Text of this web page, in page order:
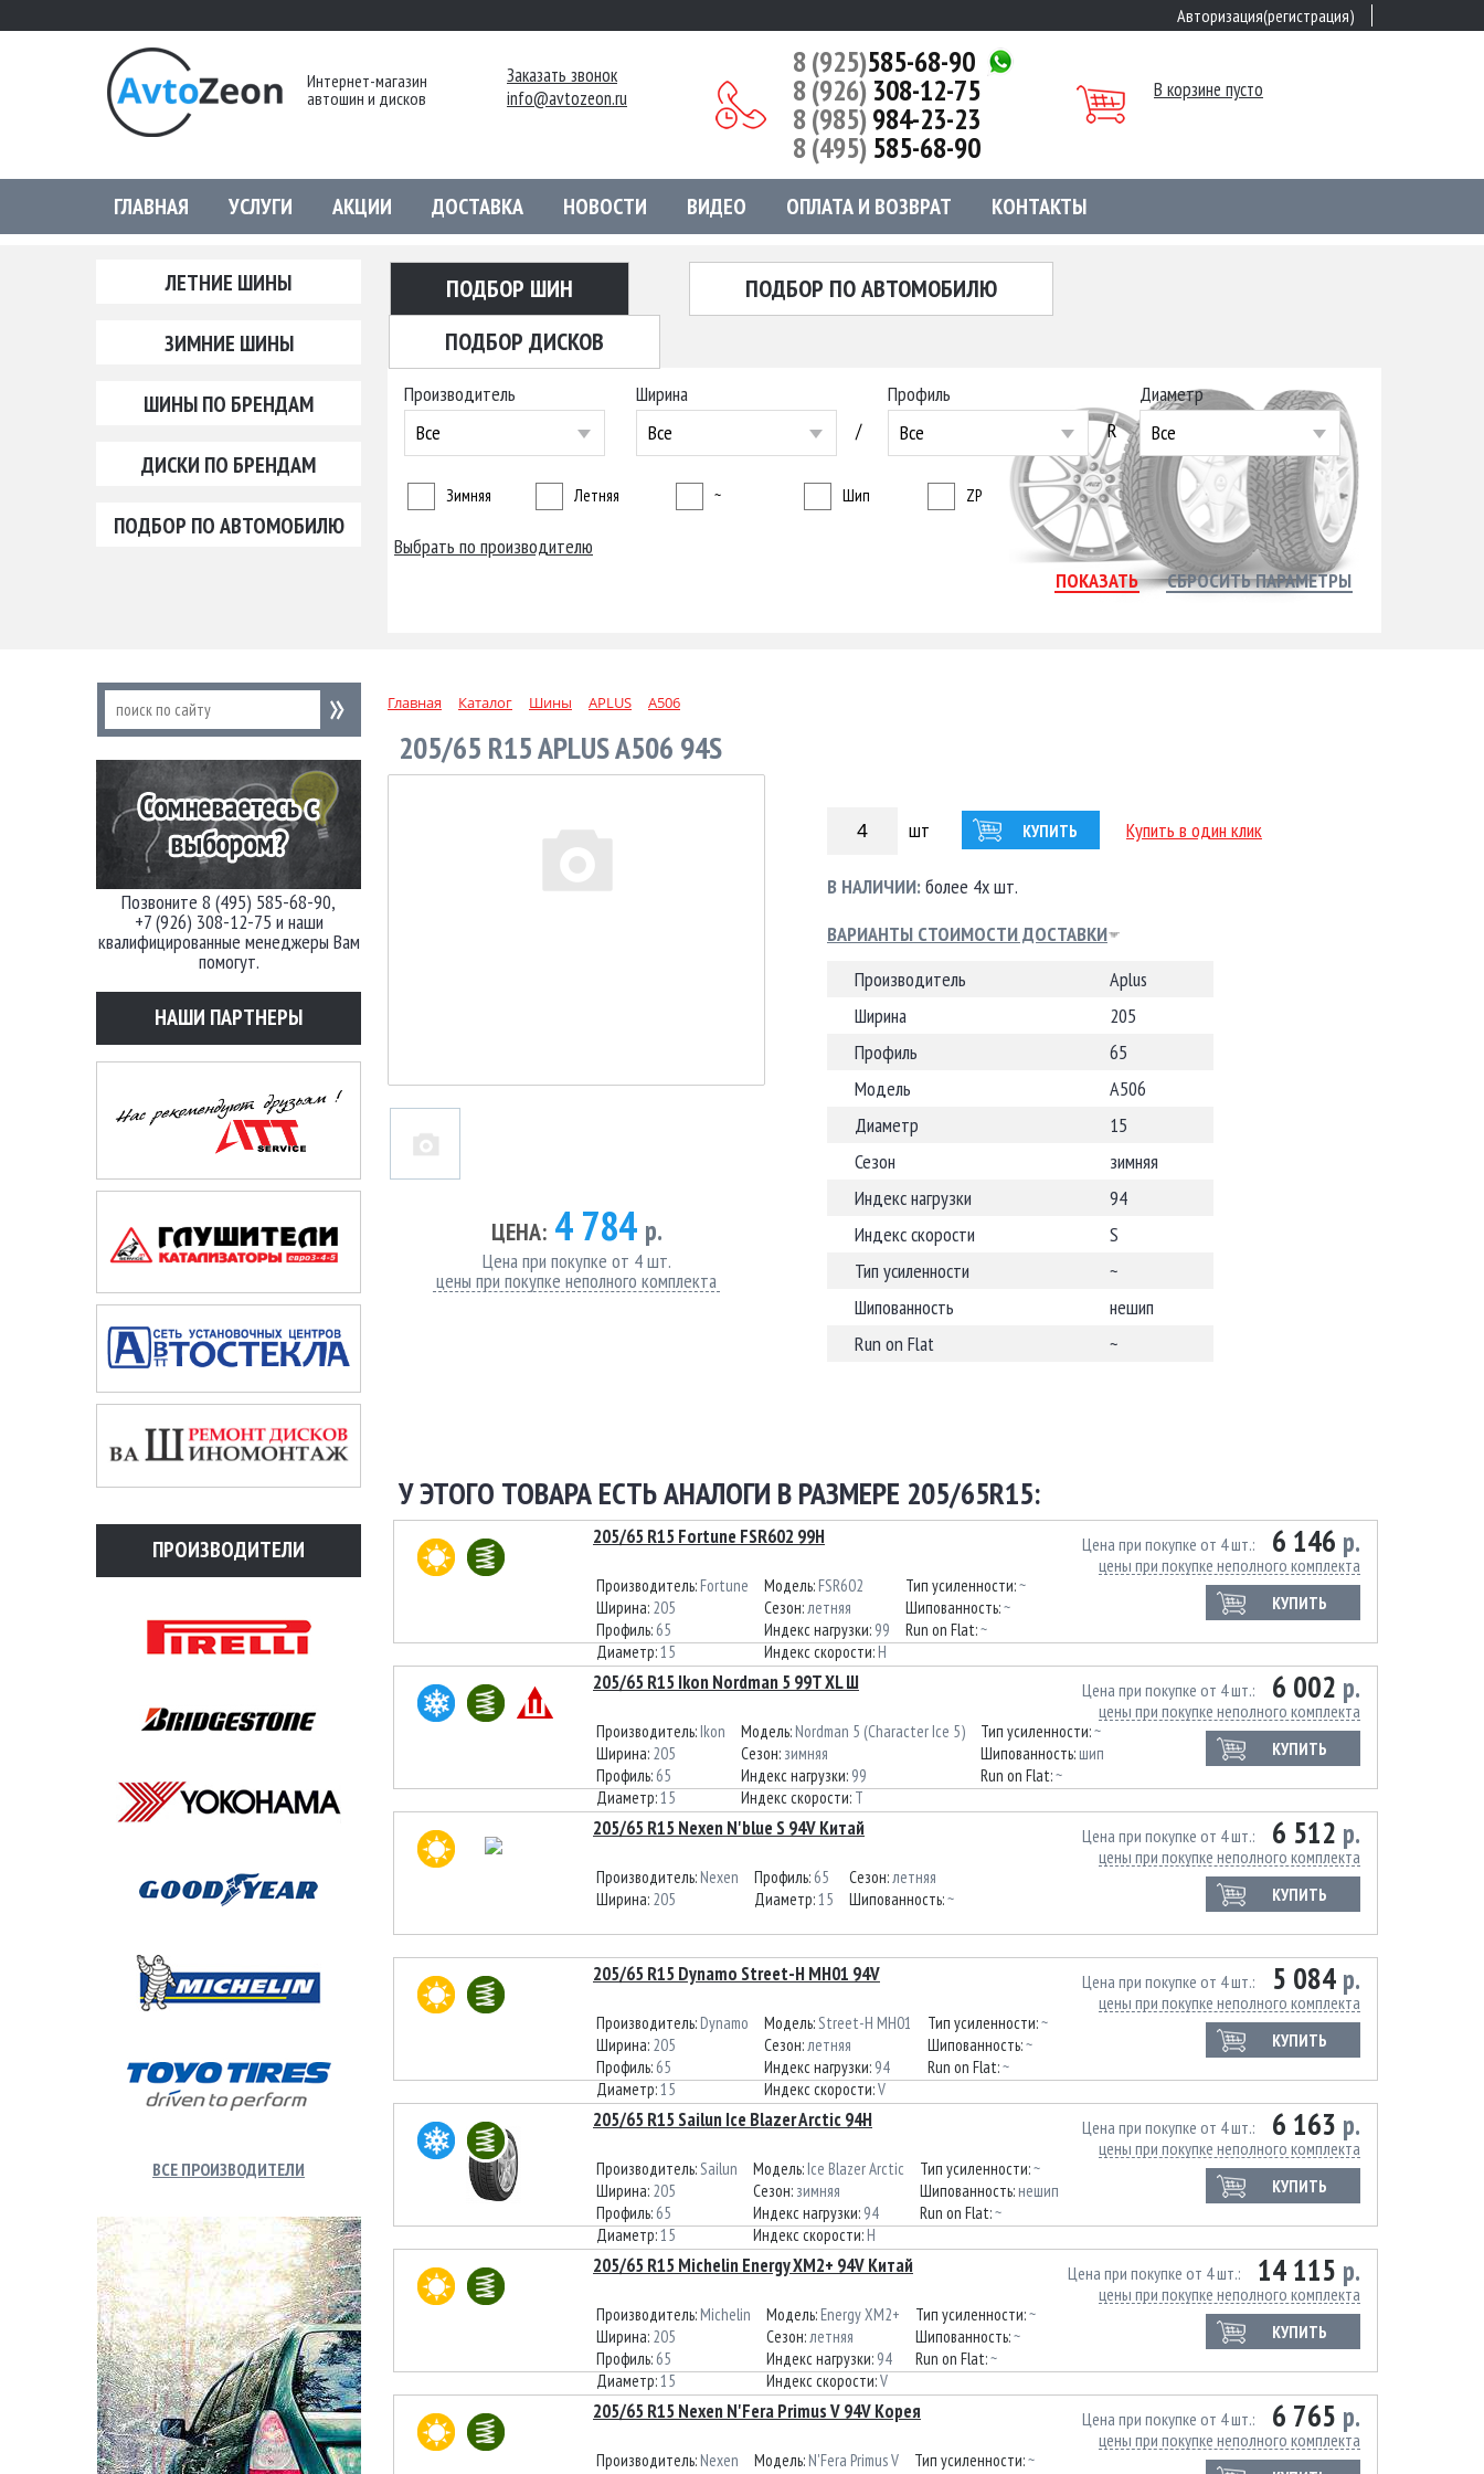
Авторизация(регистрация)
Интернет-магазин
автошин и дисков
Заказать звонок
info@avtozeon.ru
8 (925)585-68-90
8 (926) 308-12-75
8 (985)984-23-23
8 (495) 585-68-90
В корзине пусто
ГЛАВНАЯ УСЛУГИ АКЦИИ ДОСТАВКА НОВОСТИ ВИДЕО ОПЛАТА И ВОЗВРАТ КОНТАКТЫ
ЛЕТНИЕ ШИНЫ
ЗИМНИЕ ШИНЫ
ШИНЫ ПО БРЕНДАМ
ДИСКИ ПО БРЕНДАМ
ПОДБОР ПО АВТОМОБИЛЮ
ПОДБОР ШИН
ПОДБОР ПО АВТОМОБИЛЮ
ПОДБОР ДИСКОВ
Производитель
Все
Ширина
Все
/
Профиль
Все
R
Диаметр
Все
Зимняя Летняя ~ Шип ZP
Выбрать по производителю
Позвоните 8 (495) 585-68-90,
+7 (926) 308-12-75 и наши
квалифицированные менеджеры Вам
помогут.
НАШИ ПАРТНЕРЫ
ПРОИЗВОДИТЕЛИ
ВСЕ ПРОИЗВОДИТЕЛИ
Главная Каталог Шины APLUS A506
205/65 R15 APLUS A506 94S
ЦЕНА:4 784 р.
Цена при покупке от 4 шт.
цены при покупке неполного комплекта
шт КУПИТЬ Купить в один клик
В НАЛИЧИИ:более 4х шт.
ВАРИАНТЫ СТОИМОСТИ ДОСТАВКИ
Производитель
Aplus
Ширина
205
Профиль
65
Модель
A506
Диаметр
15
Сезон
зимняя
Индекс нагрузки
94
Индекс скорости
S
Тип усиленности
~
Шипованность
нешип
Run on Flat
~
У ЭТОГО ТОВАРА ЕСТЬ АНАЛОГИ В РАЗМЕРЕ 205/65R15:
205/65 R15 Fortune FSR602 99H 6 146 р.
Цена при покупке от 4 шт.
цены при покупке неполного комплекта
КУПИТЬ
Производитель: Fortune
Ширина: 205
Профиль: 65
Диаметр:15
Модель: FSR602
Сезон:летняя
Индекс нагрузки: 99
Индекс скорости: H
Тип усиленности:~
Шипованность:~
Run on Flat:~
205/65 R15 Ikon Nordman 5 99T XL Ш 6 002 р.
Цена при покупке от 4 шт.
цены при покупке неполного комплекта
КУПИТЬ
Производитель: Ikon
Ширина: 205
Профиль: 65
Диаметр:15
Модель: Nordman 5 (Character Ice 5)
Сезон: зимняя
Индекс нагрузки: 99
Индекс скорости: T
Тип усиленности:~
Шипованность: шип
Run on Flat:~
205/65 R15 Nexen N'blue S 94V Китай 6 512 р.
Цена при покупке от 4 шт.
цены при покупке неполного комплекта
КУПИТЬ
Производитель: Nexen
Ширина: 205
Профиль: 65
Диаметр:15
Сезон:летняя
Шипованность:~
205/65 R15 Dynamo Street-H MH01 94V 5 084 р.
Цена при покупке от 4 шт.
цены при покупке неполного комплекта
КУПИТЬ
Производитель: Dynamo
Ширина: 205
Профиль: 65
Диаметр:15
Модель:Street-H MH01
Сезон:летняя
Индекс нагрузки: 94
Индекс скорости:V
Тип усиленности:~
Шипованность:~
Run on Flat:~
205/65 R15 Sailun Ice Blazer Arctic 94H 6 163 р.
Цена при покупке от 4 шт.
цены при покупке неполного комплекта
КУПИТЬ
Производитель:Sailun
Ширина: 205
Профиль: 65
Диаметр:15
Модель: Ice Blazer Arctic
Сезон: зимняя
Индекс нагрузки: 94
Индекс скорости: H
Тип усиленности:~
Шипованность: нешип
Run on Flat:~
205/65 R15 Michelin Energy XM2+ 94V Китай 14 115 р.
Цена при покупке от 4 шт.
цены при покупке неполного комплекта
КУПИТЬ
Производитель: Michelin
Ширина: 205
Профиль: 65
Диаметр:15
Модель: Energy XM2+
Сезон:летняя
Индекс нагрузки: 94
Индекс скорости:V
Тип усиленности:~
Шипованность:~
Run on Flat:~
205/65 R15 Nexen N'Fera Primus V 94V Корея 6 765 р.
Цена при покупке от 4 шт.
цены при покупке неполного комплекта
Производитель: Nexen
Модель: N'Fera Primus V
Тип усиленности:~